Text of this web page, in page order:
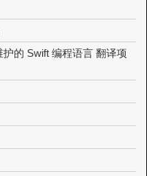
护的 Swift 编程语言 翻译项